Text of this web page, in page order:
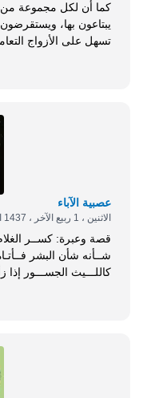
كما أن لكل مجموعة
يبتاعون بها،
تسهل على الأزواج
للزواج عملة لا تكسد
ولا يخسر، وكما أن
عصبية الآباء
الاثنين ، 1 ربيع الآخر ، 1437 الموافق 11 يناير 2016
قصة وعبرة:
شــأنه